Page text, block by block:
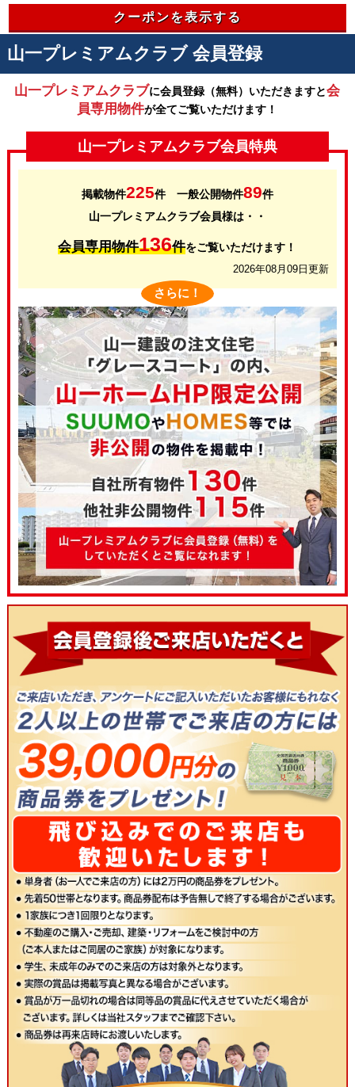
クーポンを表示する
山一プレミアムクラブ 会員登録
山一プレミアムクラブに会員登録（無料）いただきますと会
員専用物件が全てご覧いただけます！
山一プレミアムクラブ会員特典
掲載物件225件 一般公開物件89件
山一プレミアムクラブ会員様は・・
会員専用物件136件をご覧いただけます！
2026年08月09日更新
さらに！